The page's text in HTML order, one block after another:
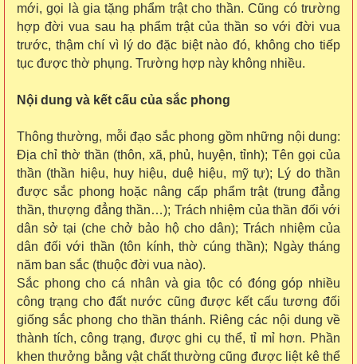
mới, gọi là gia tặng phẩm trật cho thần. Cũng có trường
hợp đời vua sau hạ phẩm trật của thần so với đời vua
trước, thậm chí vì lý do đặc biệt nào đó, không cho tiếp
tục được thờ phụng. Trường hợp này không nhiều.
Nội dung và kết cấu của sắc phong
Thông thường, mỗi đạo sắc phong gồm những nội dung:
Địa chỉ thờ thần (thôn, xã, phủ, huyện, tỉnh); Tên gọi của
thần (thần hiệu, huy hiệu, duệ hiệu, mỹ tự); Lý do thần
được sắc phong hoặc nâng cấp phẩm trật (trung đẳng
thần, thượng đẳng thần…); Trách nhiệm của thần đối với
dân sở tại (che chở bảo hộ cho dân); Trách nhiệm của
dân đối với thần (tôn kính, thờ cúng thần); Ngày tháng
năm ban sắc (thuộc đời vua nào).
Sắc phong cho cá nhân và gia tộc có đóng góp nhiều
công trạng cho đất nước cũng được kết cấu tương đối
giống sắc phong cho thần thánh. Riêng các nội dung về
thành tích, công trạng, được ghi cụ thể, tỉ mỉ hơn. Phần
khen thưởng bằng vật chất thường cũng được liệt kê thể